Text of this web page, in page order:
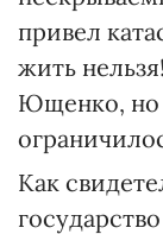
привел
жить
Ющенко, но
Как